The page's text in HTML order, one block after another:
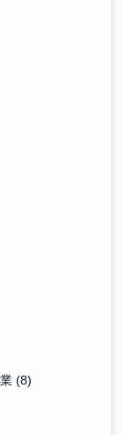
業(8)